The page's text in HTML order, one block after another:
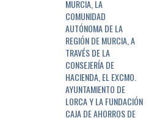
MURCIA, LA
COMUNIDAD
AUTÓNOMA DE LA
REGIÓN DE MURCIA, A
TRAVÉS DE LA
CONSEJERÍA DE
HACIENDA, EL EXCMO.
AYUNTAMIENTO DE
LORCA Y LA FUNDACIÓN
CAJA DE AHORROS DE